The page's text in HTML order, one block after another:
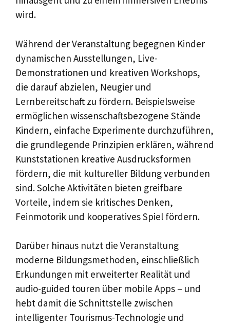
wird.
Während der Veranstaltung begegnen Kinder
dynamischen Ausstellungen, Live-
Demonstrationen und kreativen Workshops,
die darauf abzielen, Neugier und
Lernbereitschaft zu fördern. Beispielsweise
ermöglichen wissenschaftsbezogene Stände
Kindern, einfache Experimente durchzuführen,
die grundlegende Prinzipien erklären, während
Kunststationen kreative Ausdrucksformen
fördern, die mit kultureller Bildung verbunden
sind. Solche Aktivitäten bieten greifbare
Vorteile, indem sie kritisches Denken,
Feinmotorik und kooperatives Spiel fördern.
Darüber hinaus nutzt die Veranstaltung
moderne Bildungsmethoden, einschließlich
Erkundungen mit erweiterter Realität und
audio-guided touren über mobile Apps – und
hebt damit die Schnittstelle zwischen
intelligenter Tourismus-Technologie und